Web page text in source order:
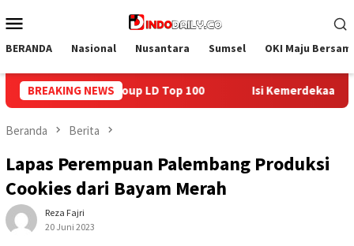
ke
Mobile
BERANDA Nasional Nusantara Sumsel OKI Maju
BREAKING NEWS
Isi Kemerdekaan dengan Kepedulian, Lapas Sekayu
Beranda Berita
Lapas Perempuan Palembang Produksi
Cookies dari Bayam Merah
Reza Fajri
20 Juni 2023